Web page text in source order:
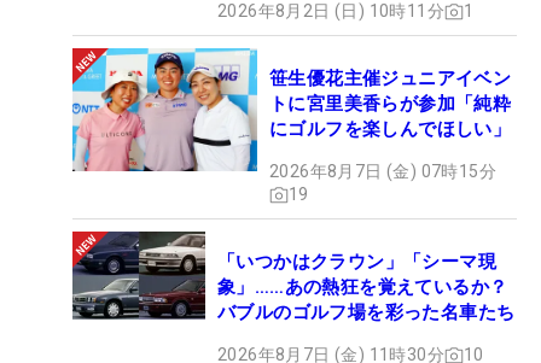
2026年8月2日 (日) 10時11分 1
笹生優花主催ジュニアイベン
トに宮里美香らが参加「純粋
にゴルフを楽しんでほしい」
2026年8月7日 (金) 07時15分
19
「いつかはクラウン」「シーマ現
象」……あの熱狂を覚えているか？
バブルのゴルフ場を彩った名車たち
2026年8月7日 (金) 11時30分 10